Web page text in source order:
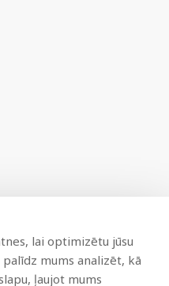
lai optimizētu jūsu
mums analizēt, kā
ļaujot mums